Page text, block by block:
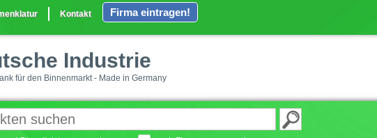
Kontakt Firma eintragen!
Industrie
für den Binnenmarkt - Made in Germany